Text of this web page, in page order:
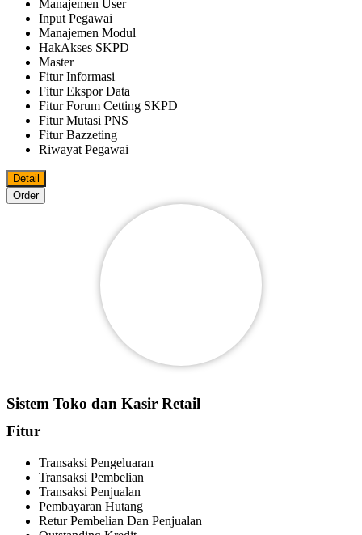
Manajemen User
Input Pegawai
Manajemen Modul
HakAkses SKPD
Master
Fitur Informasi
Fitur Ekspor Data
Fitur Forum Cetting SKPD
Fitur Mutasi PNS
Fitur Bazzeting
Riwayat Pegawai
Detail
Order
Sistem Toko dan Kasir Retail
Fitur
Transaksi Pengeluaran
Transaksi Pembelian
Transaksi Penjualan
Pembayaran Hutang
Retur Pembelian Dan Penjualan